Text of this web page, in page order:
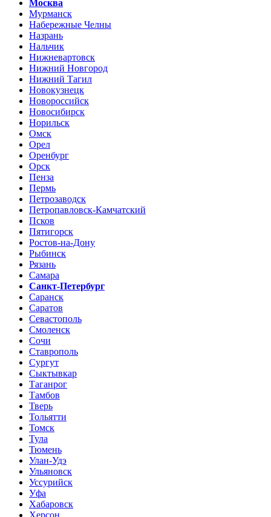
Москва
Мурманск
Набережные Челны
Назрань
Нальчик
Нижневартовск
Нижний Новгород
Нижний Тагил
Новокузнецк
Новороссийск
Новосибирск
Норильск
Омск
Орел
Оренбург
Орск
Пенза
Пермь
Петрозаводск
Петропавловск-Камчатский
Псков
Пятигорск
Ростов-на-Дону
Рыбинск
Рязань
Самара
Санкт-Петербург
Саранск
Саратов
Севастополь
Смоленск
Сочи
Ставрополь
Сургут
Сыктывкар
Таганрог
Тамбов
Тверь
Тольятти
Томск
Тула
Тюмень
Улан-Удэ
Ульяновск
Уссурийск
Уфа
Хабаровск
Херсон